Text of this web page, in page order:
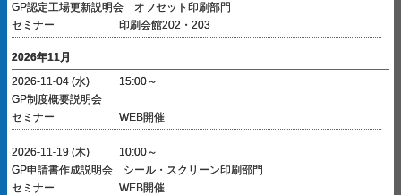
GP認定工場更新説明会 オフセット印刷部門
セミナー
印刷会館202・203
2026年11月
2026-11-04 (水)
15:00～
GP制度概要説明会
セミナー
WEB開催
2026-11-19 (木)
10:00～
GP申請書作成説明会 シール・スクリーン印刷部門
セミナー
WEB開催